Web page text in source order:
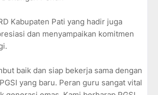
Kabupaten Pati yang hadir juga
dan menyampaikan komitmen
baik dan siap bekerja sama dengan
yang baru. Peran guru sangat vital